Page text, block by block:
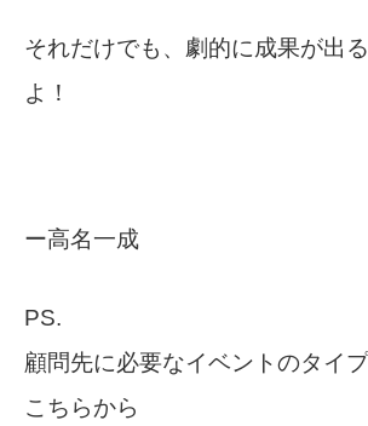
それだけでも、劇的に成果が出
よ！
ー高名一成
PS.
顧問先に必要なイベントのタイ
こちらから